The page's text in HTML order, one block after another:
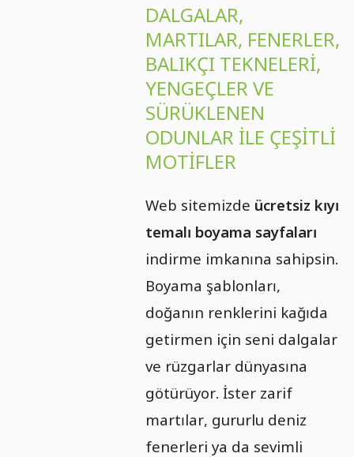
DALGALAR,
MARTILAR, FENERLER,
BALIKÇI TEKNELERI,
YENGEÇLER VE
SÜRÜKLENEN
ODUNLAR ILE ÇEŞITLI
MOTIFLER
Web sitemizde ücretsiz kıyı
temalı boyama sayfaları
indirme imkanına sahipsin.
Boyama şablonları,
doğanın renklerini kağıda
getirmen için seni dalgalar
ve rüzgarlar dünyasına
götürüyor. İster zarif
martılar, gururlu deniz
fenerleri ya da sevimli